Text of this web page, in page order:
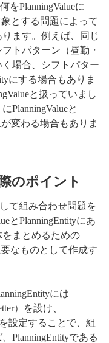
をPlanningValueに
とする問題によって
ます。例えば、同じ
トパターン（昼勤・
場合、シフトパター
にする場合もありま
と扱っていまし
PlanningValueと
変わる場合もありま
のポイント
て組み合わせ問題を
とPlanningEntityにあ
まとめるための
なものとして作成す
には
）を設け、
設定することで、組
PlanningEntityである